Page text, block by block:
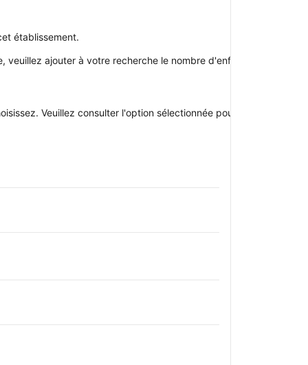
établissement.
veuillez ajouter à votre recherche le nombre d'enfants avec qui
Veuillez consulter l'option sélectionnée pour obtenir plus